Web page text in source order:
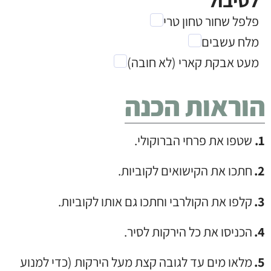
פלפל שחור טחון טרי
מלח עשבים
מעט אבקת קארי (לא חובה)
הוראות הכנה
שטפו את פרחי הברוקולי.
חתכו את הקישואים לקוביות.
קלפו את הקולרבי וחתכו גם אותו לקוביות.
הכניסו את כל הירקות לסיר.
מלאו מים עד לגובה קצת מעל הירקות (כדי למנוע